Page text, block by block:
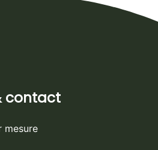
contact
mesure